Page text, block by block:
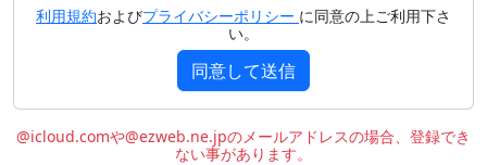
利用規約およびプライバシーポリシー に同意の上ご利用下さ
い。
同意して送信
@icloud.comや@ezweb.ne.jpのメールアドレスの場合、登録でき
ない事があります。